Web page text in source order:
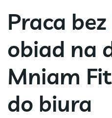
Praca
obiad na
Mniam
do biura